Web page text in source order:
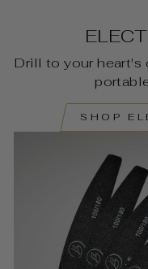
Drill to your
SHOP